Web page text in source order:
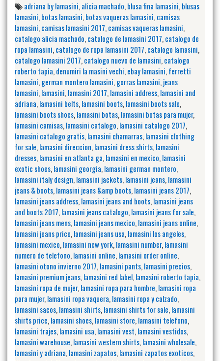
adriana by lamasini,alicia machado,blusa fina lamasini,blusas
lamasini,botas lamasini,botas vaqueras lamasini,camisas
lamasini,camisas lamasini 2017,camisas vaqueras lamasini,
catalogo alicia machado,catalogo de lamasini 2017,catalogo de
ropa lamasini,catalogo de ropa lamasini 2017,catalogo lamasini,
catalogo lamasini 2017,catalogo nuevo de lamasini,catalogo
roberto tapia,denumiri la masini vechi,ebay lamasini,ferretti
lamasini,german montero lamasini,gorras lamasini,jeans
lamasini,lamasini,lamasini 2017,lamasini address,lamasini and
adriana,lamasini belts,lamasini boots,lamasini boots sale,
lamasini boots shoes,lamasini botas,lamasini botas para mujer,
lamasini camisas,lamasini catalogo,lamasini catalogo 2017,
lamasini catalogo gratis,lamasini chamarras,lamasini clothing
for sale,lamasini direccion,lamasini dress shirts,lamasini
dresses,lamasini en atlanta ga,lamasini en mexico,lamasini
exotic shoes,lamasini georgia,lamasini german montero,
lamasini italy design,lamasini jackets,lamasini jeans,lamasini
jeans & boots,lamasini jeans &amp boots,lamasini jeans 2017,
lamasini jeans address,lamasini jeans and boots,lamasini jeans
and boots 2017,lamasini jeans catalogo,lamasini jeans for sale,
lamasini jeans mens,lamasini jeans mexico,lamasini jeans online,
lamasini jeans price,lamasini jeans usa,lamasini los angeles,
lamasini mexico,lamasini new york,lamasini number,lamasini
numero de telefono,lamasini online,lamasini order online,
lamasini otono invierno 2017,lamasini pants,lamasini precios,
lamasini premium jeans,lamasini red label,lamasini roberto tapia,
lamasini ropa de mujer,lamasini ropa para hombre,lamasini ropa
para mujer,lamasini ropa vaquera,lamasini ropa y calzado,
lamasini sacos,lamasini shirts,lamasini shirts for sale,lamasini
shirts price,lamasini shoes,lamasini store,lamasini telefono,
lamasini trajes,lamasini usa,lamasini vest,lamasini vestidos,
lamasini warehouse,lamasini western shirts,lamasini wholesale,
lamasini y adriana,lamasini zapatos,lamasini zapatos exoticos,